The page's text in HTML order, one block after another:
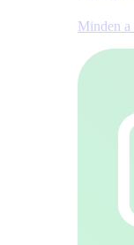
Minden a